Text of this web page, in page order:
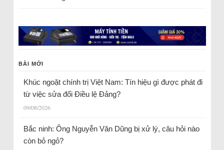
BÀI MỚI
Khúc ngoặt chính trị Việt Nam: Tín hiệu gì được phát đi
từ việc sửa đổi Điều lệ Đảng?
09/08/2026
Bắc ninh: Ông Nguyễn Văn Dũng bị xử lý, câu hỏi nào
còn bỏ ngỏ?